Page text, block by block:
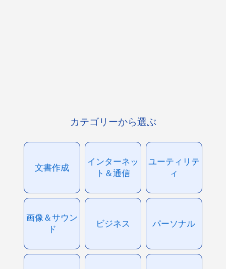
カテゴリーから選ぶ
文書作成
インターネッ
ト＆通信
ユーティリテ
ィ
画像＆サウン
ド
ビジネス パーソナル